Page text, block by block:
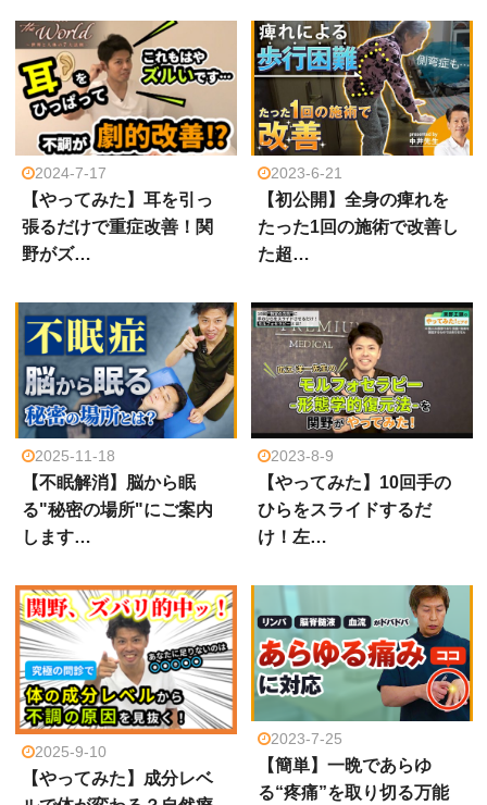
2024-7-17
【やってみた】耳を引っ
張るだけで重症改善！関
野がズ…
2023-6-21
【初公開】全身の痺れを
たった1回の施術で改善し
た超…
2025-11-18
【不眠解消】脳から眠
る"秘密の場所"にご案内
します…
2023-8-9
【やってみた】10回手の
ひらをスライドするだ
け！左…
2025-9-10
【やってみた】成分レベ
2023-7-25
【簡単】一晩であらゆ
る“疼痛”を取り切る万能